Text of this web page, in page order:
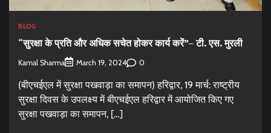
BLOG
“सुरक्षा के प्रति और अधिक सचेत होकर कार्य करें”– टी. एस. मुरली
Kamal Sharma March 19, 2024 0
(बीएचईएल में सुरक्षा पखवाड़ा का समापन) हरिद्वार, 19 मार्च: राष्ट्रीय
सुरक्षा दिवस के उपलक्ष्य में बीएचईएल हरिद्वार में आयोजित किए गए
सुरक्षा पखवाड़ा का समापन, […]